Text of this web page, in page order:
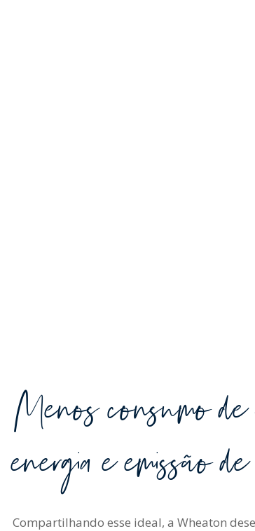
Menos consumo
energia e emissão
Compartilhando esse ideal, a Wheaton